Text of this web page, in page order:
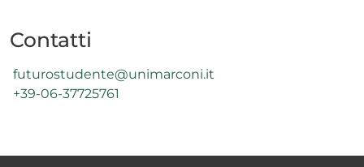
Contatti
futurostudente@unimarconi.it
+39-06-37725761